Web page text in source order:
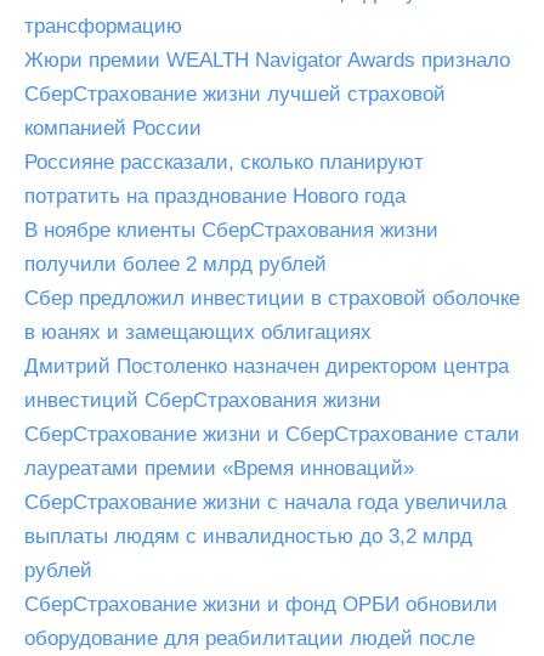
трансформацию
Жюри премии WEALTH Navigator Awards признало
СберСтрахование жизни лучшей страховой
компанией России
Россияне рассказали, сколько планируют
потратить на празднование Нового года
В ноябре клиенты СберСтрахования жизни
получили более 2 млрд рублей
Сбер предложил инвестиции в страховой оболочке
в юанях и замещающих облигациях
Дмитрий Постоленко назначен директором центра
инвестиций СберСтрахования жизни
СберСтрахование жизни и СберСтрахование стали
лауреатами премии «Время инноваций»
СберСтрахование жизни с начала года увеличила
выплаты людям с инвалидностью до 3,2 млрд
рублей
СберСтрахование жизни и фонд ОРБИ обновили
оборудование для реабилитации людей после